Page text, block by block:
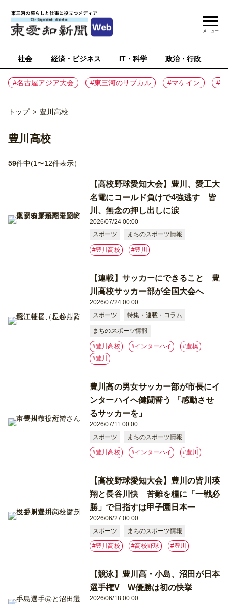
社会 経済・ビジネス IT・科学 政治・行政
#名古屋アジア大会 #東三河のサブカル #マケイン #
メニュー
トップ > 豊川高校
豊川高校
59件中(1〜12件表示）
【高校野球愛知大会】豊川、愛工大
名電にコールド負けで4強逃す 皆
川、無念の押し出しに涙
2026/07/24 00:00
スポーツ
まちのスポーツ情報
#豊川高校 #豊川
【連載】サッカーにできること 豊
川高校サッカー部が全国大会へ
2026/07/24 00:00
スポーツ
特集・連載・コラム
まちのスポーツ情報
#豊川高校 #インターハイ
#豊橋
#豊川
豊川高の男女サッカー部が市長にイ
ンターハイへ健闘誓う 「感動させ
るサッカーを」
2026/07/11 00:00
スポーツ
まちのスポーツ情報
#豊川高校 #インターハイ #豊川
【高校野球愛知大会】豊川の皆川瑛
翔と長谷川快 苦難を糧に「一戦必
勝」で目指すは甲子園日本一
2026/06/27 00:00
スポーツ
まちのスポーツ情報
#豊川高校 #高校野球 #豊川
【競泳】豊川高・小島、沼田が日本
選手権V W優勝は初の快挙
2026/06/18 00:00